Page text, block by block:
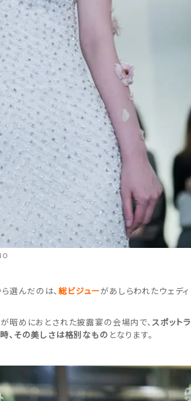
ら選んだのは、総ビジューがあしらわれたウェディ
暗めにおとされた披露宴の会場内で、スポットラ
、その美しさは格別なもの となります。